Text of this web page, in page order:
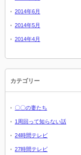
2014年6月
2014年5月
2014年4月
カテゴリー
〇〇の妻たち
1周回って知らない話
24時間テレビ
27時間テレビ